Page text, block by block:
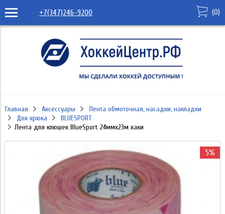
+7(347)246-9200 (0)
Главная Аксессуары
Лента обмоточная, насадки, накладки
Для крюка
BLUESPORT
Лента для клюшек BlueSport 24ммx23м хаки
5%